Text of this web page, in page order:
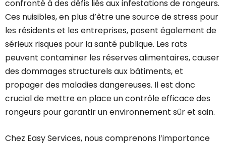
confronté à des défis liés aux infestations de rongeurs.
Ces nuisibles, en plus d’être une source de stress pour
les résidents et les entreprises, posent également de
sérieux risques pour la santé publique. Les rats
peuvent contaminer les réserves alimentaires, causer
des dommages structurels aux bâtiments, et
propager des maladies dangereuses. Il est donc
crucial de mettre en place un contrôle efficace des
rongeurs pour garantir un environnement sûr et sain.
Chez Easy Services, nous comprenons l’importance